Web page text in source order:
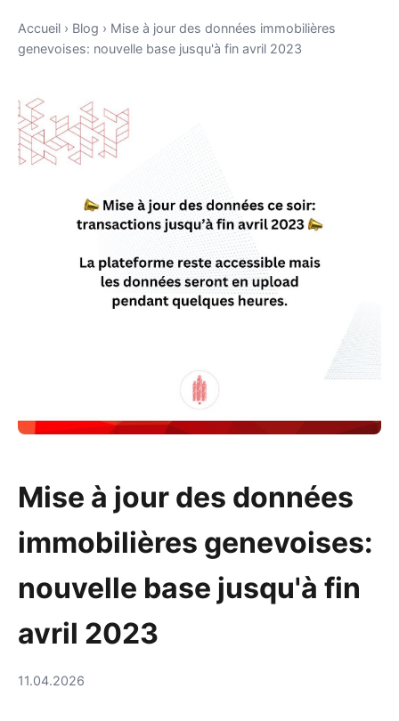
Accueil › Blog › Mise à jour des données immobilières
genevoises: nouvelle base jusqu'à fin avril 2023
Mise à jour des données
immobilières genevoises:
nouvelle base jusqu'à fin
avril 2023
11.04.2026